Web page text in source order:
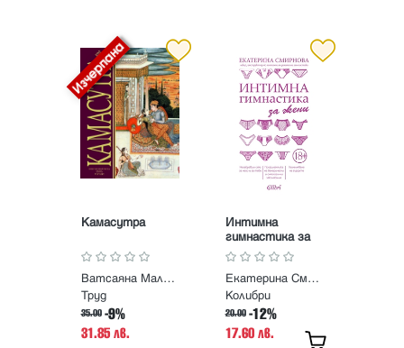
Камасутра
Ватсаяна Маланага
Труд
35.00 -9%
31.85 лв.
Интимна
гимнастика за
жени
Екатерина Смирнова
Колибри
20.00 -12%
17.60 лв.